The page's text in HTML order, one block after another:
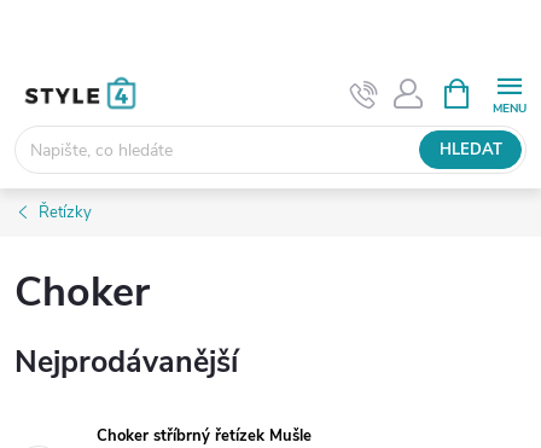
HLEDAT
NÁKUPNÍ
KOŠÍK
Řetízky
Choker
Nejprodávanější
Choker stříbrný řetízek Mušle